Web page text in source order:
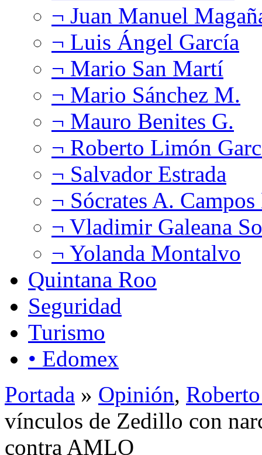
¬ Juan Manuel
¬ Luis Ángel García
¬ Mario San Martí
¬ Mario Sánchez M.
¬ Mauro Benites G.
¬ Roberto Limón
¬ Salvador Estrada
¬ Sócrates A.
¬ Vladimir Galeana
¬ Yolanda Montalvo
Quintana Roo
Seguridad
Turismo
• Edomex
Portada » Opinión,
vínculos de Zedillo con
contra AMLO